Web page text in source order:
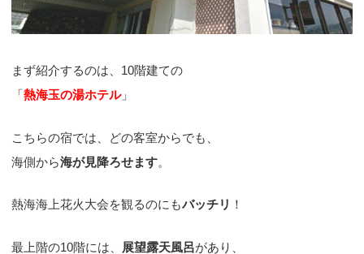
まず紹介するのは、10階建ての
「熱海玉の湯ホテル」
こちらの宿では、どの客室からでも、
海側から海が見降ろせます。
熱海海上花火大会を観るのにもバッチリ ！
最上階の10階には、 展望露天風呂があり、